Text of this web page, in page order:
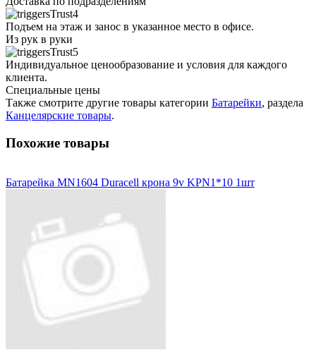
Подъем на этаж и занос в указанное место в офисе.
Из рук в руки
Индивидуальное ценообразование и условия для каждого
клиента.
Специальные цены
Также смотрите другие товары категории Батарейки, раздела
Канцелярские товары.
Похожие товары
Батарейка MN1604 Duracell крона 9v KPN1*10 1шт